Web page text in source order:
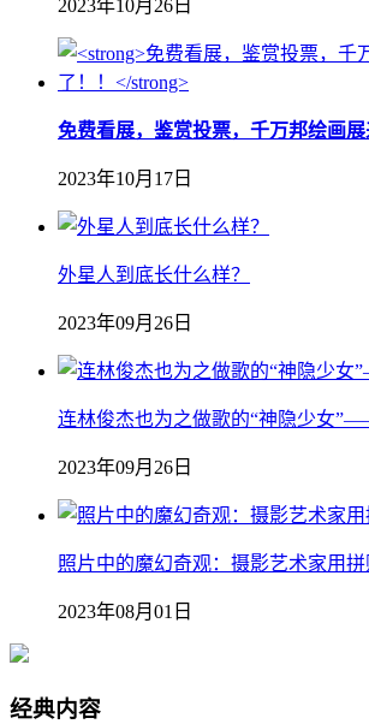
2023年10月26日
免费看展，鉴赏投票，千万邦绘画展
2023年10月17日
外星人到底长什么样？
2023年09月26日
连林俊杰也为之做歌的“神隐少女
2023年09月26日
照片中的魔幻奇观：摄影艺术家用拼
2023年08月01日
经典内容